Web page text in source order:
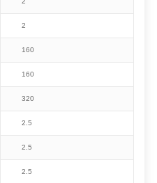
2
160
160
320
2.5
2.5
2.5